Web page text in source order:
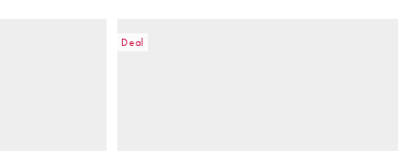
Deal